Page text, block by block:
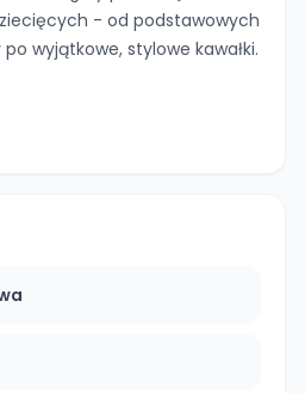
- od podstawowych
wyjątkowe, stylowe kawałki.